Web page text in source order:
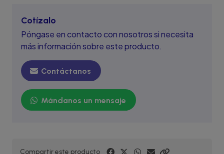
Cotízalo
Póngase en contacto con nosotros si necesita
más información sobre este producto.
Contáctanos
Mándanos un mensaje
Compartir este producto